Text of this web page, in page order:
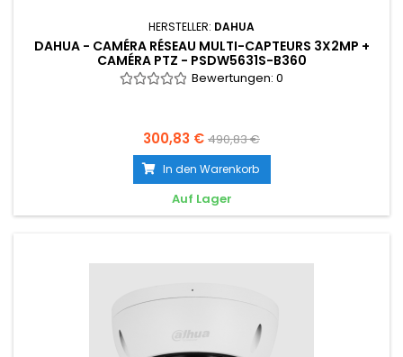
HERSTELLER: DAHUA
DAHUA - CAMÉRA RÉSEAU MULTI-CAPTEURS 3X2MP +
CAMÉRA PTZ - PSDW5631S-B360
Bewertungen: 0
300,83 € 490,83 €
In den Warenkorb
Auf Lager